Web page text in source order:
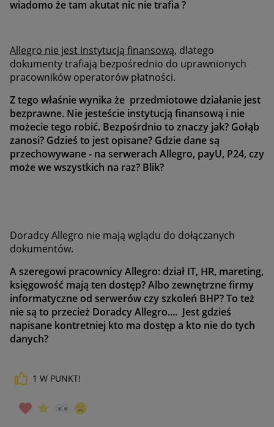
wiadomo że tam akutat nic nie trafia ?
Allegro nie jest instytucją finansową, dlatego
dokumenty trafiają bezpośrednio do uprawnionych
pracowników operatorów płatności.
Z tego właśnie wynika że przedmiotowe działanie jest
bezprawne. Nie jesteście instytucją finansową i nie
możecie tego robić. Bezpośrdnio to znaczy jak? Gołąb
zanosi? Gdzieś to jest opisane? Gdzie dane są
przechowywane - na serwerach Allegro, payU, P24, czy
może we wszystkich na raz? Blik?
Doradcy Allegro nie mają wglądu do dołączanych
dokumentów.
A szeregowi pracownicy Allegro: dział IT, HR, mareting,
księgowość mają ten dostęp? Albo zewnętrzne firmy
informatyczne od serwerów czy szkoleń BHP? To też
nie są to przecież Doradcy Allegro.... Jest gdzieś
napisane kontretniej kto ma dostęp a kto nie do tych
danych?
1 W PUNKT!